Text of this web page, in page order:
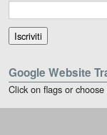
Google Website
Click on flags or